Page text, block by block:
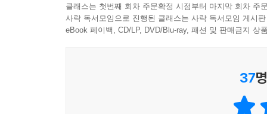
“고통으로 부서진 자리마다 열리는 가능성을 책
만들어 갔다.”
“상처받는 마음을 돌보는 슬픔의 상상력에 기대어”
장일호의 사수는 ‘단독 기사’의 의미를 이렇게
클래스는 첫번째 회차 주문확정 시점부터 마지막 회차 주
사락 독서모임으로 진행된 클래스는 사락 독서모임 게시
eBook 페이백, CD/LP, DVD/Blu-ray, 패션 및 판매금지 상
37